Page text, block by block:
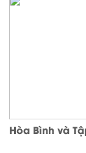
Hòa Bình và